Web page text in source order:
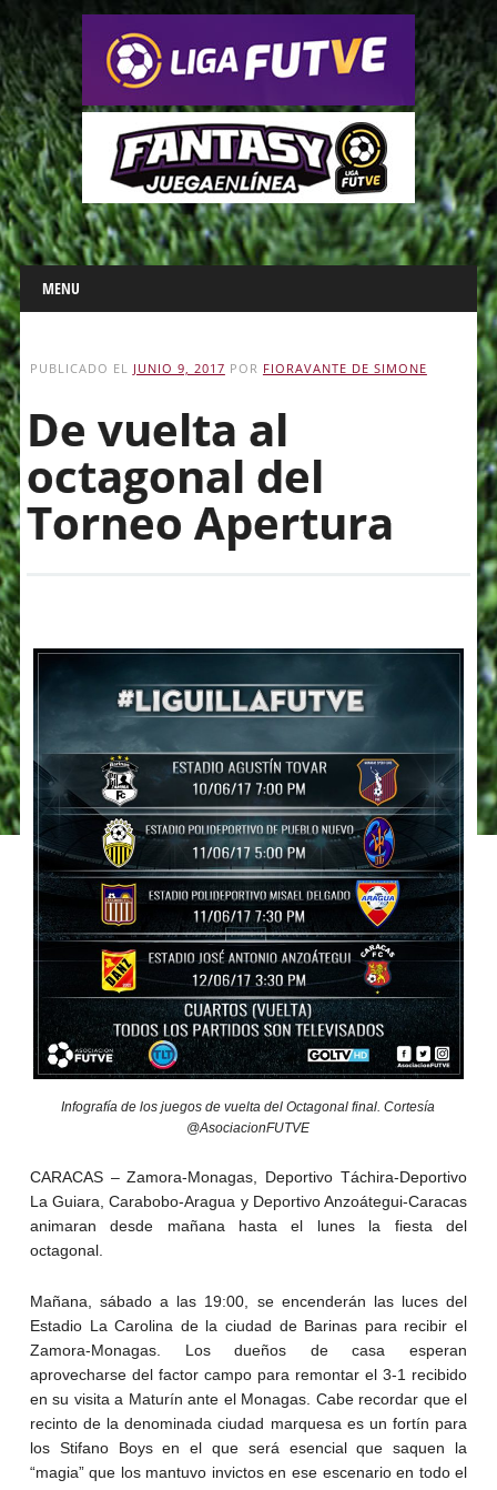
Main menu
Skip
to
content
MENU
PUBLICADO EL JUNIO 9, 2017 POR FIORAVANTE DE SIMONE
De vuelta al
octagonal del
Torneo Apertura
Infografía de los juegos de vuelta del Octagonal final. Cortesía
@AsociacionFUTVE
CARACAS – Zamora-Monagas, Deportivo Táchira-Deportivo
La Guiara, Carabobo-Aragua y Deportivo Anzoátegui-Caracas
animaran desde mañana hasta el lunes la fiesta del
octagonal.
Mañana, sábado a las 19:00, se encenderán las luces del
Estadio La Carolina de la ciudad de Barinas para recibir el
Zamora-Monagas. Los dueños de casa esperan
aprovecharse del factor campo para remontar el 3-1 recibido
en su visita a Maturín ante el Monagas. Cabe recordar que el
recinto de la denominada ciudad marquesa es un fortín para
los Stifano Boys en el que será esencial que saquen la
“magia” que los mantuvo invictos en ese escenario en todo el